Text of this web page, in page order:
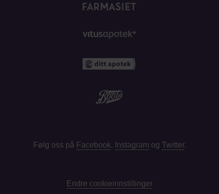
Følg oss på Facebook, Instagram og Twitter.
Endre cookieinnstillinger